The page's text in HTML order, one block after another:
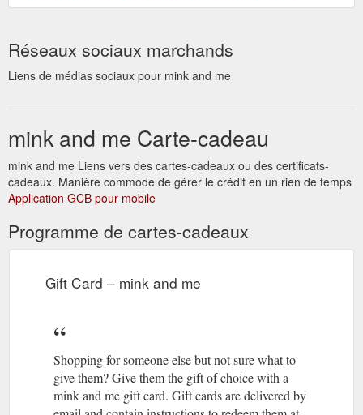
Réseaux sociaux marchands
Liens de médias sociaux pour mink and me
mink and me Carte-cadeau
mink and me Liens vers des cartes-cadeaux ou des certificats-
cadeaux. Manière commode de gérer le crédit en un rien de temps
Application GCB pour mobile
Programme de cartes-cadeaux
Gift Card – mink and me
Shopping for someone else but not sure what to
give them? Give them the gift of choice with a
mink and me gift card. Gift cards are delivered by